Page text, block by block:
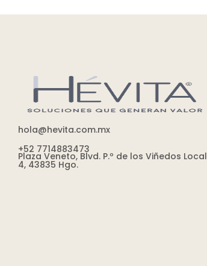
hola@hevita.com.mx
+52 7714883473
Plaza Veneto, Blvd. P.º de los Viñedos Local
4, 43835 Hgo.